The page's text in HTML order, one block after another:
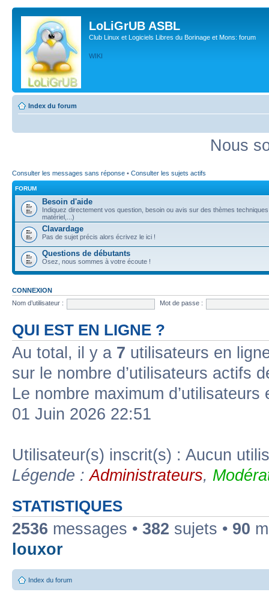
LoLiGrUB ASBL
Club Linux et Logiciels Libres du Borinage et Mons: forum
WIKI
Index du forum
Nous
Consulter les messages sans réponse • Consulter les sujets actifs
FORUM
Besoin d'aide
Indiquez directement vos question, besoin ou avis sur des thèmes
matériel,...)
Clavardage
Pas de sujet précis alors écrivez le ici !
Questions de débutants
Osez, nous sommes à votre écoute !
CONNEXION
Nom d’utilisateur :
Mot de passe :
QUI EST EN LIGNE ?
Au total, il y a 7 utilisateurs en
sur le nombre d’utilisateurs actifs
Le nombre maximum
01 Juin 2026 22:51
Utilisateur(s) inscrit(s) : Aucun
Légende :Administrateurs,
STATISTIQUES
2536 messages • 382 sujets • 90
louxor
Index du forum